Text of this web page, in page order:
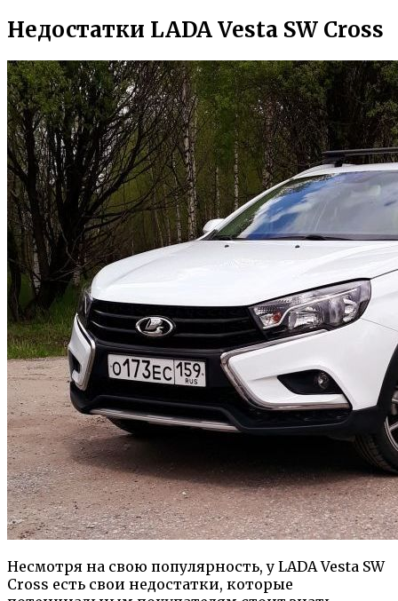
Недостатки LADA Vesta SW Cross
Несмотря на свою популярность, у LADA Vesta SW
Cross есть свои недостатки, которые